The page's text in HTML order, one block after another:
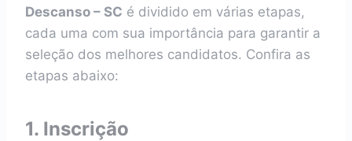
Descanso – SC é dividido em várias etapas,
cada uma com sua importância para garantir a
seleção dos melhores candidatos. Confira as
etapas abaixo:
1. Inscrição